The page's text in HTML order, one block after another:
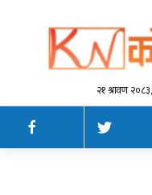
२१ श्रावण